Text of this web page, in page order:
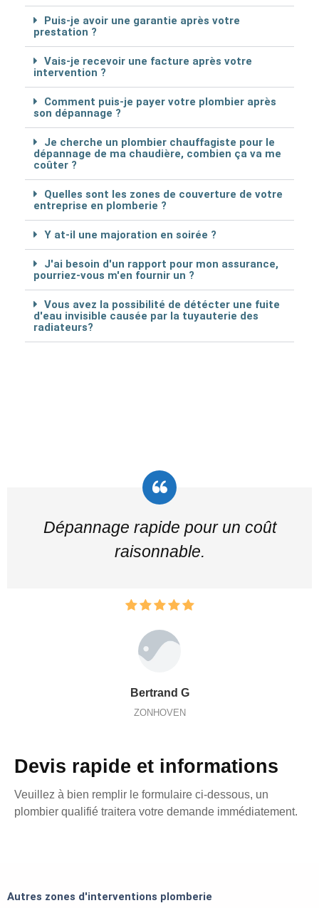
Puis-je avoir une garantie après votre
prestation ?
Vais-je recevoir une facture après votre
intervention ?
Comment puis-je payer votre plombier après
son dépannage ?
Je cherche un plombier chauffagiste pour le
dépannage de ma chaudière, combien ça va me
coûter ?
Quelles sont les zones de couverture de votre
entreprise en plomberie ?
Y at-il une majoration en soirée ?
J'ai besoin d'un rapport pour mon assurance,
pourriez-vous m'en fournir un ?
Vous avez la possibilité de détécter une fuite
d'eau invisible causée par la tuyauterie des
radiateurs?
Dépannage rapide pour un coût
raisonnable.
Bertrand G
ZONHOVEN
Devis rapide et informations
Veuillez à bien remplir le formulaire ci-dessous, un
plombier qualifié traitera votre demande immédiatement.
Autres zones d'interventions plomberie